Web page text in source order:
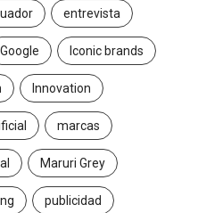
entrevista
Google Iconic brands
Innovation
marcas
Maruri Grey
publicidad